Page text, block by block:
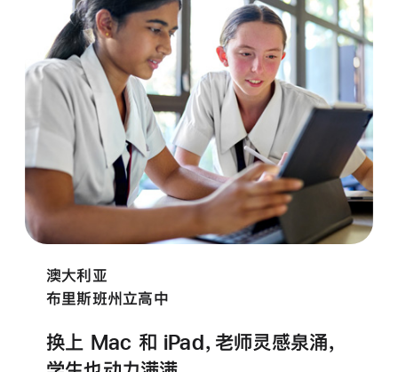
澳大利亚
布里斯班州立高中
换上 Mac 和 iPad，老师灵感泉涌，